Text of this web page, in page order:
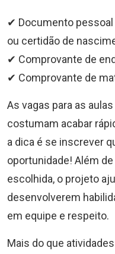
✔ Documento pessoal
ou certidão de
✔ Comprovante de
✔ Comprovante de
As vagas para as
costumam acabar
a dica é se inscrever
oportunidade! Além
escolhida, o projeto
desenvolverem
em equipe e respeito.
Mais do que